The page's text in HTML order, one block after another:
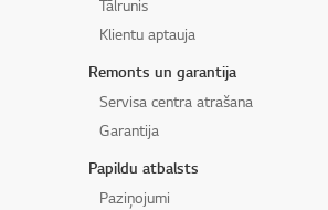
Tālrunis
Klientu aptauja
Remonts un garantija
Servisa centra atrašana
Garantija
Papildu atbalsts
Paziņojumi